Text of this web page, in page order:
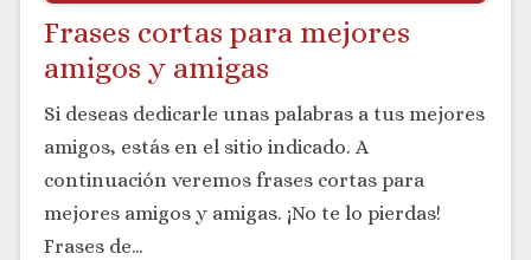
Frases cortas para mejores
amigos y amigas
Si deseas dedicarle unas palabras a tus mejores
amigos, estás en el sitio indicado. A
continuación veremos frases cortas para
mejores amigos y amigas. ¡No te lo pierdas!
Frases de…